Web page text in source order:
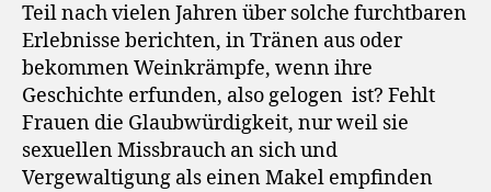
Teil nach vielen Jahren über solche furchtbaren
Erlebnisse berichten, in Tränen aus oder
bekommen Weinkrämpfe, wenn ihre
Geschichte erfunden, also gelogen ist? Fehlt
Frauen die Glaubwürdigkeit, nur weil sie
sexuellen Missbrauch an sich und
Vergewaltigung als einen Makel empfinden